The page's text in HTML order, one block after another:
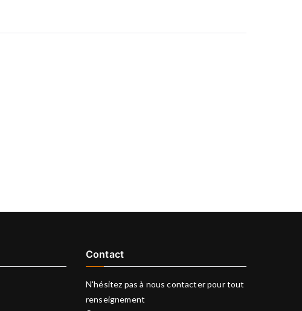
Contact
N'hésitez pas à nous contacter pour tout
renseignement